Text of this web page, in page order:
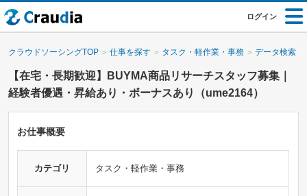
ログイン
クラウドソーシングTOP 仕事を探す タスク・軽作業・事務 データ検索・
【在宅・長期歓迎】BUYMA商品リサーチスタッフ募集｜
経験者優遇・昇給あり・ボーナスあり（ume2164）
お仕事概要
カテゴリ タスク・軽作業・事務